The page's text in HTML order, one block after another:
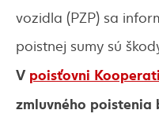
vozidla (PZP) sa
poistnej sumy sú
V poisťovni
zmluvného